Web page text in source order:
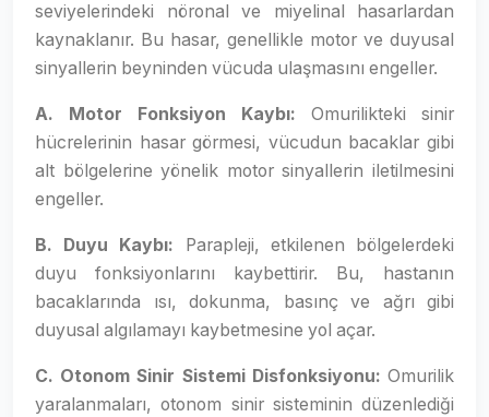
seviyelerindeki nöronal ve miyelinal hasarlardan
kaynaklanır. Bu hasar, genellikle motor ve duyusal
sinyallerin beyninden vücuda ulaşmasını engeller.
A. Motor Fonksiyon Kaybı: Omurilikteki sinir
hücrelerinin hasar görmesi, vücudun bacaklar gibi
alt bölgelerine yönelik motor sinyallerin iletilmesini
engeller.
B. Duyu Kaybı: Parapleji, etkilenen bölgelerdeki
duyu fonksiyonlarını kaybettirir. Bu, hastanın
bacaklarında ısı, dokunma, basınç ve ağrı gibi
duyusal algılamayı kaybetmesine yol açar.
C. Otonom Sinir Sistemi Disfonksiyonu: Omurilik
yaralanmaları, otonom sinir sisteminin düzenlediği